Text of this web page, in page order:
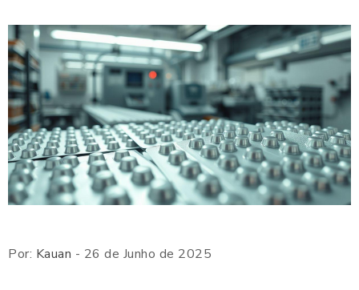
Por: Kauan - 26 de Junho de 2025